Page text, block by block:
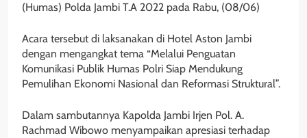
(Humas) Polda Jambi T.A 2022 pada Rabu, (08/06)
Acara tersebut di laksanakan di Hotel Aston Jambi
dengan mengangkat tema “Melalui Penguatan
Komunikasi Publik Humas Polri Siap Mendukung
Pemulihan Ekonomi Nasional dan Reformasi Struktural”.
Dalam sambutannya Kapolda Jambi Irjen Pol. A.
Rachmad Wibowo menyampaikan apresiasi terhadap